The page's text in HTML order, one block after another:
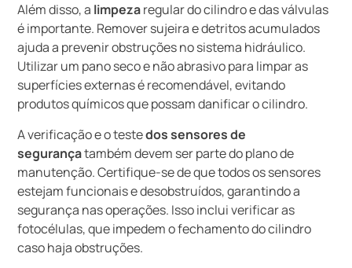
Além disso, a limpezaregular do cilindro e das válvulas
é importante. Remover sujeira e detritos acumulados
ajuda a prevenir obstruções no sistema hidráulico.
Utilizar um pano seco e não abrasivo para limpar as
superfícies externas é recomendável, evitando
produtos químicos que possam danificar o cilindro.
A verificação e o testedos sensores de
segurançatambém devem ser parte do plano de
manutenção. Certifique-se de que todos os sensores
estejam funcionais e desobstruídos, garantindo a
segurança nas operações. Isso inclui verificar as
fotocélulas, que impedem o fechamento do cilindro
caso haja obstruções.